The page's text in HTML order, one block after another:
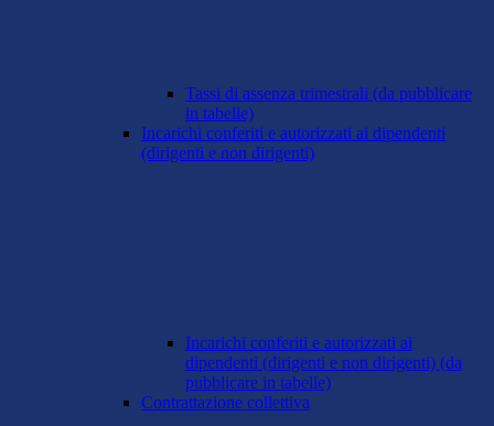
Tassi di assenza trimestrali (da pubblicare
in tabelle)
Incarichi conferiti e autorizzati ai dipendenti
(dirigenti e non dirigenti)
Incarichi conferiti e autorizzati ai
dipendenti (dirigenti e non dirigenti) (da
pubblicare in tabelle)
Contrattazione collettiva